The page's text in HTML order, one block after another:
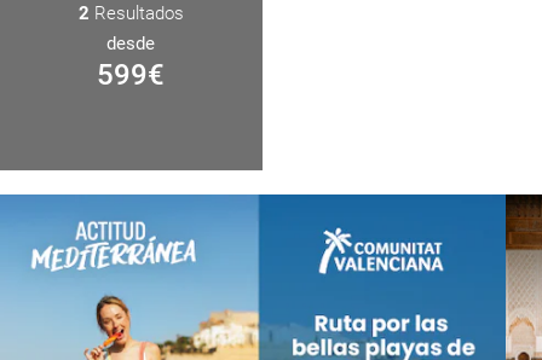
2 Resultados
desde
599€